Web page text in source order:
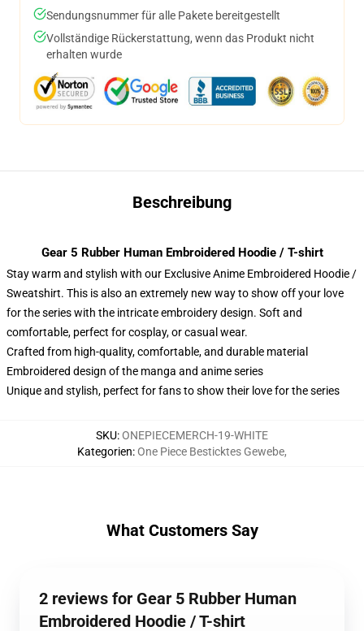
Sendungsnummer für alle Pakete bereitgestellt
Vollständige Rückerstattung, wenn das Produkt nicht
erhalten wurde
Beschreibung
Gear 5 Rubber Human Embroidered Hoodie / T-shirt
Stay warm and stylish with our Exclusive Anime Embroidered Hoodie /
Sweatshirt. This is also an extremely new way to show off your love
for the series with the intricate embroidery design. Soft and
comfortable, perfect for cosplay, or casual wear.
Crafted from high-quality, comfortable, and durable material
Embroidered design of the manga and anime series
Unique and stylish, perfect for fans to show their love for the series
SKU:ONEPIECEMERCH-19-WHITE
Kategorien:One Piece Besticktes Gewebe,
What Customers Say
2 reviews for Gear 5 Rubber Human
Embroidered Hoodie / T-shirt